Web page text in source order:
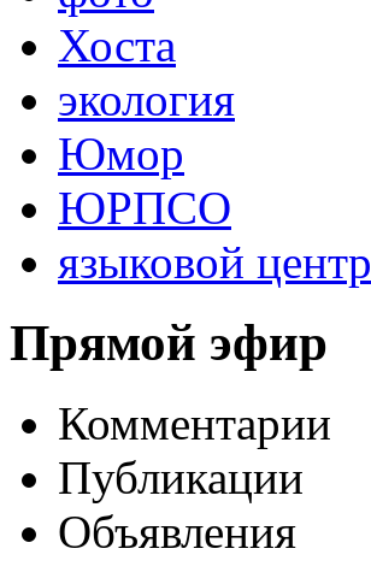
Хоста
экология
Юмор
ЮРПСО
языковой
Прямой эфир
Комментарии
Публикации
Объявления